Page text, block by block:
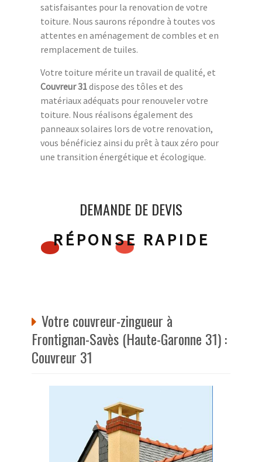
satisfaisantes pour la renovation de votre
toiture. Nous saurons répondre à toutes vos
attentes en aménagement de combles et en
remplacement de tuiles.
Votre toiture mérite un travail de qualité, et
Couvreur 31dispose des tôles et des
matériaux adéquats pour renouveler votre
toiture. Nous réalisons également des
panneaux solaires lors de votre renovation,
vous bénéficiez ainsi du prêt à taux zéro pour
une transition énergétique et écologique.
DEMANDE DE DEVIS
RÉPONSE RAPIDE
Votre couvreur-zingueur à
Frontignan-Savès (Haute-Garonne 31) :
Couvreur 31